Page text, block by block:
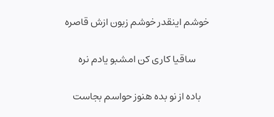
خوشم اینقدر خوشم زبون ازش قاصره
ساقیا کاری کن امشبو یادم نره
باده از نو بده هنوز حواسم بجاست